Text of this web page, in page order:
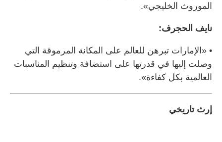
الموروث الخليجي».
نايف الحجرف:
• «الإمارات تبرهن للعالم على المكانة المرموقة التي
وصلت إليها في قدرتها على استضافة وتنظيم المناسبات
العالمية بكل كفاءة».
إرث تاريخي